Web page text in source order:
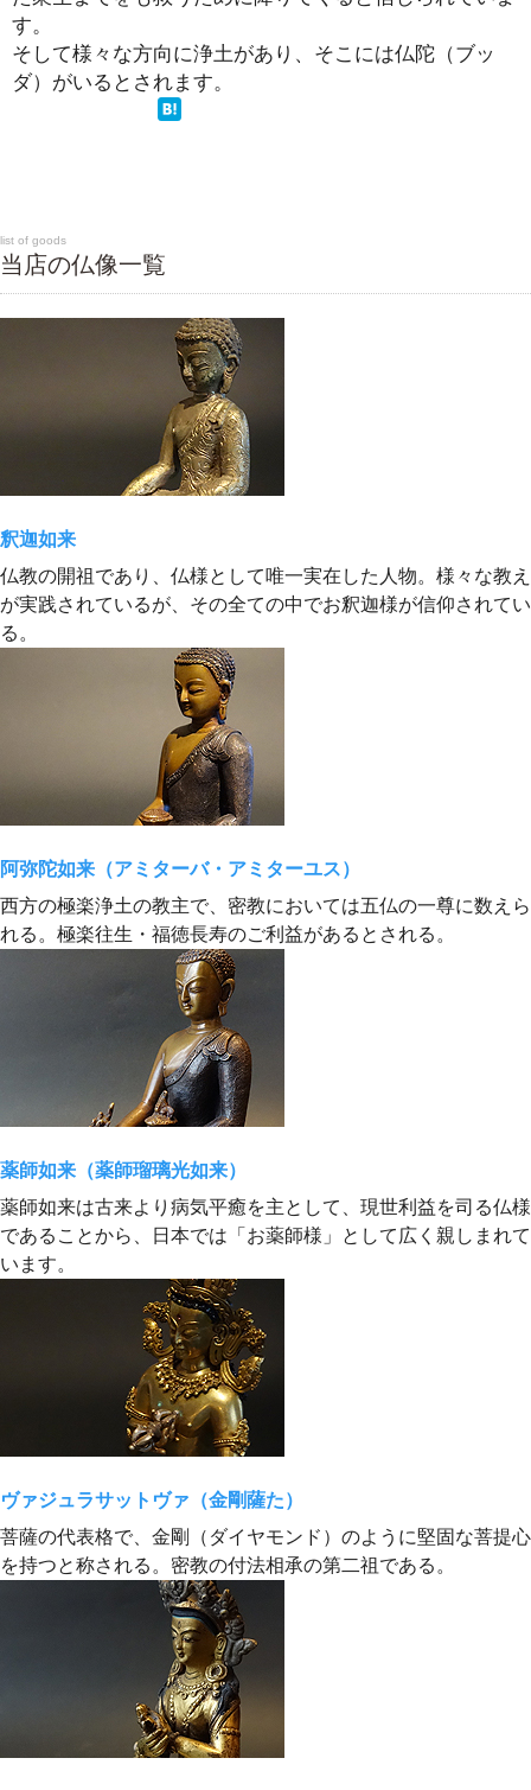
す。
そして様々な方向に浄土があり、そこには仏陀（ブッ
ダ）がいるとされます。
list of goods
当店の仏像一覧
釈迦如来
仏教の開祖であり、仏様として唯一実在した人物。様々な教え
が実践されているが、その全ての中でお釈迦様が信仰されてい
る。
阿弥陀如来（アミターバ・アミターユス）
西方の極楽浄土の教主で、密教においては五仏の一尊に数えら
れる。極楽往生・福徳長寿のご利益があるとされる。
薬師如来（薬師瑠璃光如来）
薬師如来は古来より病気平癒を主として、現世利益を司る仏様
であることから、日本では「お薬師様」として広く親しまれて
います。
ヴァジュラサットヴァ（金剛薩た）
菩薩の代表格で、金剛（ダイヤモンド）のように堅固な菩提心
を持つと称される。密教の付法相承の第二祖である。